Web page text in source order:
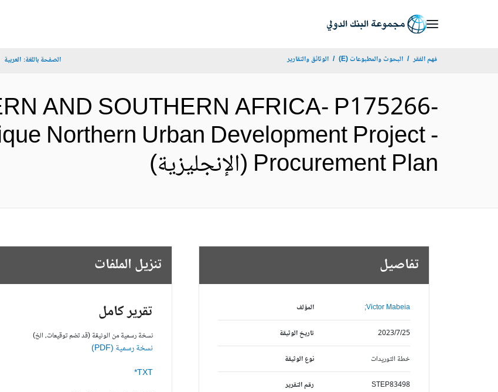
فهم الفقر البحوث والمطبوعات (E) الوثائق والتقارير الصفحة باللغة: العربية
AND SOUTHERN AFRICA- P175266-
Northern Urban Development Project -
Procurement Plan (الإنجليزية)
تفاصيل
المؤلف Victor Mabeia;
تاريخ الوثيقة 2023/7/25
نوع الوثيقة خطة التوريدات
رقم التقرير STEP83498
تنزيل الملفات
تقرير كامل
نسخة رسمية من الوثيقة (قد تضم توقيعات، الخ)
نسخة رسمية (PDF)
TXT*